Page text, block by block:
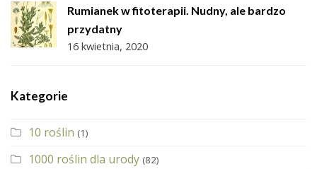
Rumianek w fitoterapii. Nudny, ale bardzo
przydatny
16 kwietnia, 2020
Kategorie
10 roślin (1)
1000 roślin dla urody (82)